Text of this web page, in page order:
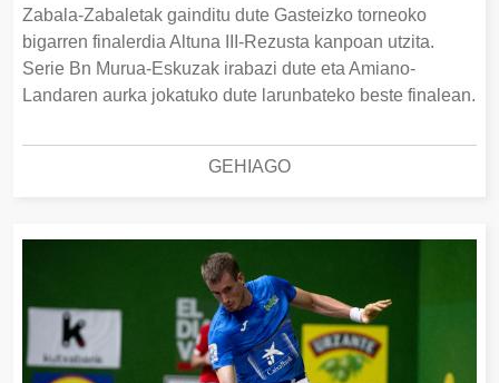
Zabala-Zabaletak gainditu dute Gasteizko torneoko
bigarren finalerdia Altuna III-Rezusta kanpoan utzita.
Serie Bn Murua-Eskuzak irabazi dute eta Amiano-
Landaren aurka jokatuko dute larunbateko beste finalean.
GEHIAGO